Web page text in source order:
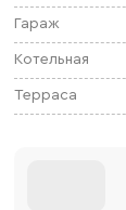
Гараж
Котельная
Терраса